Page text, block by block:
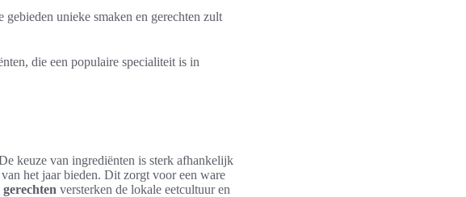
unieke smaken en gerechten zult
die een populaire specialiteit is in
keuze van ingrediënten is sterk afhankelijk
het jaar bieden. Dit zorgt voor een ware
gerechten versterken de lokale eetcultuur en